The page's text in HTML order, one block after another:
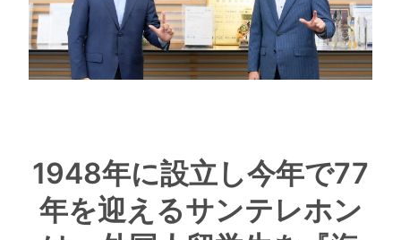
1948年に設立し今年で77
年を迎えるサンテレホン